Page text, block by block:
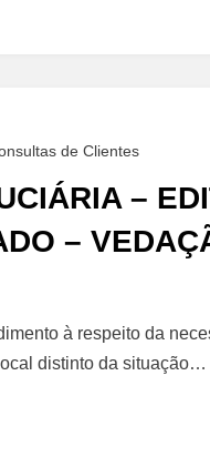
de Clientes
–
–
à respeito da
distinto da situação…